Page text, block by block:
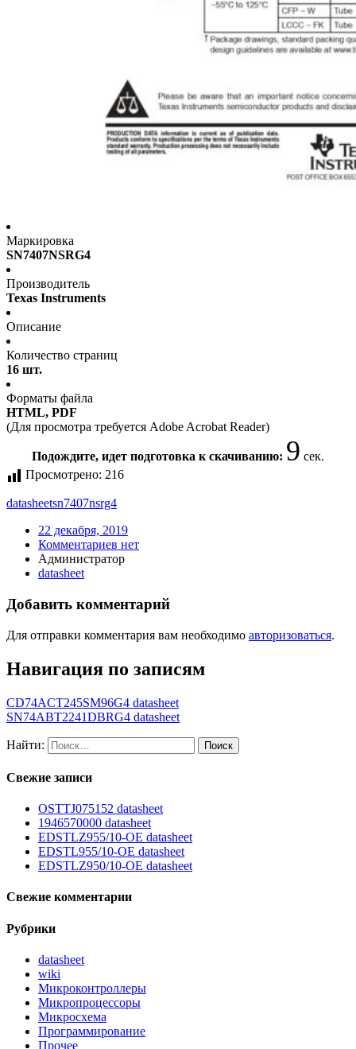
Маркировка
SN7407NSRG4
Производитель
Texas Instruments
Описание
Количество страниц
16 шт.
Форматы файла
HTML, PDF
(Для просмотра требуется Adobe Acrobat Reader)
Подождите, идет подготовка к скачиванию: 8 сек.
Просмотрено: 216
datasheetsn7407nsrg4
22 декабря, 2019
Комментариев нет
Администратор
datasheet
Добавить комментарий
Для отправки комментария вам необходимо авторизоваться.
Навигация по записям
CD74ACT245SM96G4 datasheet
SN74ABT2241DBRG4 datasheet
Найти:
Свежие записи
OSTTJ075152 datasheet
1946570000 datasheet
EDSTLZ955/10-OE datasheet
EDSTL955/10-OE datasheet
EDSTLZ950/10-OE datasheet
Свежие комментарии
Рубрики
datasheet
wiki
Микроконтроллеры
Микропроцессоры
Микросхема
Программирование
Прочее